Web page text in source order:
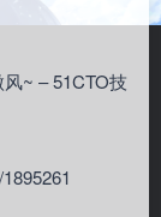
~ – 51CTO技